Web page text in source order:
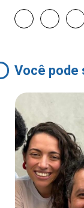
Você pode